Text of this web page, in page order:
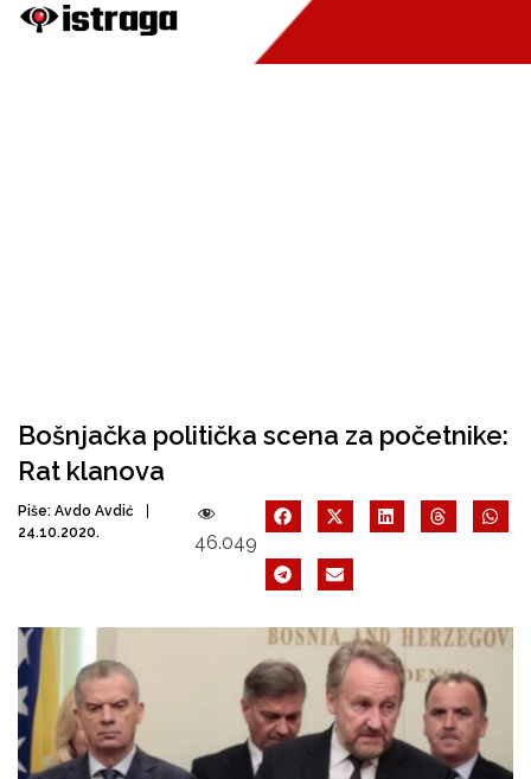
Bošnjačka politička scena za početnike:
Rat klanova
Piše: Avdo Avdić
24.10.2020.
46.049